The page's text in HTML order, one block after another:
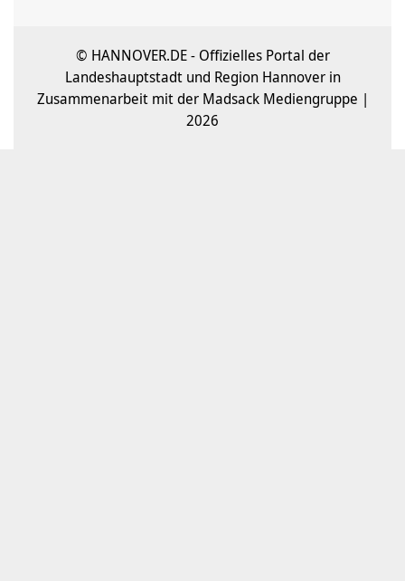
© HANNOVER.DE - Offizielles Portal der
Landeshauptstadt und Region Hannover in
Zusammenarbeit mit der Madsack Mediengruppe |
2026